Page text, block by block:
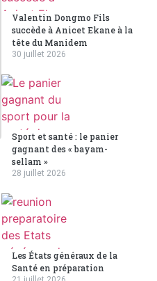
Valentin Dongmo Fils
succède à Anicet Ekane à la
tête du Manidem
30 juillet 2026
Sport et santé : le panier
gagnant des « bayam-
sellam »
28 juillet 2026
Les États généraux de la
Santé en préparation